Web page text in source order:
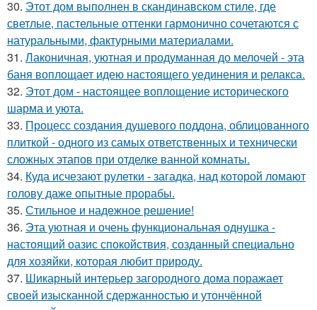
30. Этот дом выполнен в скандинавском стиле, где
светлые, пастельные оттенки гармонично сочетаются с
натуральными, фактурными материалами.
31. Лаконичная, уютная и продуманная до мелочей - эта
баня воплощает идею настоящего уединения и релакса.
32. Этот дом - настоящее воплощение исторического
шарма и уюта.
33. Процесс создания душевого поддона, облицованного
плиткой - одного из самых ответственных и технически
сложных этапов при отделке ванной комнаты.
34. Куда исчезают рулетки - загадка, над которой ломают
голову даже опытные прорабы.
35. Стильное и надежное решение!
36. Эта уютная и очень функциональная однушка -
настоящий оазис спокойствия, созданный специально
для хозяйки, которая любит природу.
37. Шикарный интерьер загородного дома поражает
своей изысканной сдержанностью и утончённой